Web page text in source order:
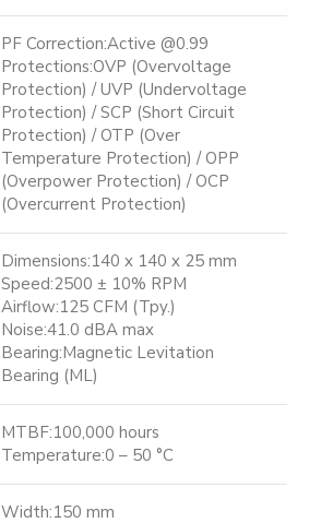
PF Correction:Active @0.99
Protections:OVP (Overvoltage
Protection) / UVP (Undervoltage
Protection) / SCP (Short Circuit
Protection) / OTP (Over
Temperature Protection) / OPP
(Overpower Protection) / OCP
(Overcurrent Protection)
Dimensions:140 x 140 x 25 mm
Speed:2500 ± 10% RPM
Airflow:125 CFM (Tpy.)
Noise:41.0 dBA max
Bearing:Magnetic Levitation
Bearing (ML)
MTBF:100,000 hours
Temperature:0 – 50 °C
Width:150 mm